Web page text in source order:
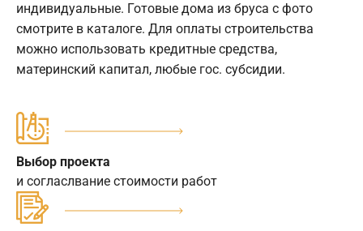
индивидуальные. Готовые дома из бруса с фото
смотрите в каталоге. Для оплаты строительства
можно использовать кредитные средства,
материнский капитал, любые гос. субсидии.
Выбор проекта
и согласлвание стоимости работ